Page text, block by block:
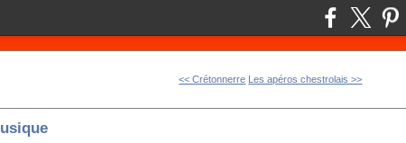
<< Crétonnerre Les apéros chestrolais >>